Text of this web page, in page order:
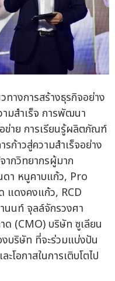
ทางการสร้างธุรกิจอย่าง
มสำเร็จ การพัฒนา
ข่าย การเรียนรู้ผลิตภัณฑ์
ก้าวสู่ความสำเร็จอย่าง
ากวิทยากรผู้มาก
า หนูคาบแก้ว, Pro
แดงคงแก้ว, RCD
นท์ จุลล์จักรวงศา
ด (CMO) บริษัท ซูเลียน
งบริษัท ที่จะร่วมแบ่งปัน
โอกาสในการเติบโตไป